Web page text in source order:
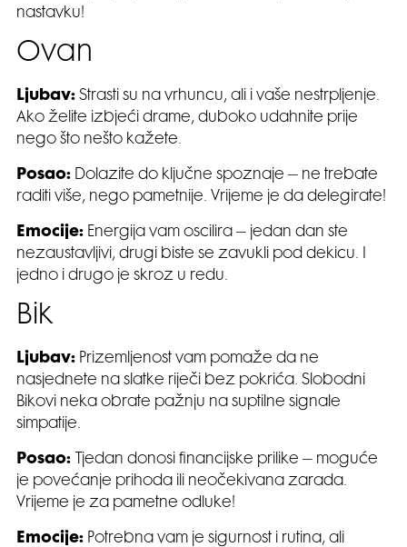
nastavku!
Ovan
Ljubav: Strasti su na vrhuncu, ali i vaše nestrpljenje.
Ako želite izbjeći drame, duboko udahnite prije
nego što nešto kažete.
Posao: Dolazite do ključne spoznaje – ne trebate
raditi više, nego pametnije. Vrijeme je da delegirate!
Emocije: Energija vam oscilira – jedan dan ste
nezaustavljivi, drugi biste se zavukli pod dekicu. I
jedno i drugo je skroz u redu.
Bik
Ljubav: Prizemljenost vam pomaže da ne
nasjednete na slatke riječi bez pokrića. Slobodni
Bikovi neka obrate pažnju na suptilne signale
simpatije.
Posao:
Tjedan donosi financijske prilike – moguće
je povećanje prihoda ili neočekivana zarada.
Vrijeme je za pametne odluke!
Emocije: Potrebna vam je sigurnost i rutina, ali